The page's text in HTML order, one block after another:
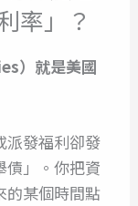
率」？
）就是美國
派發福利卻發
債」。你把資
的某個時間點